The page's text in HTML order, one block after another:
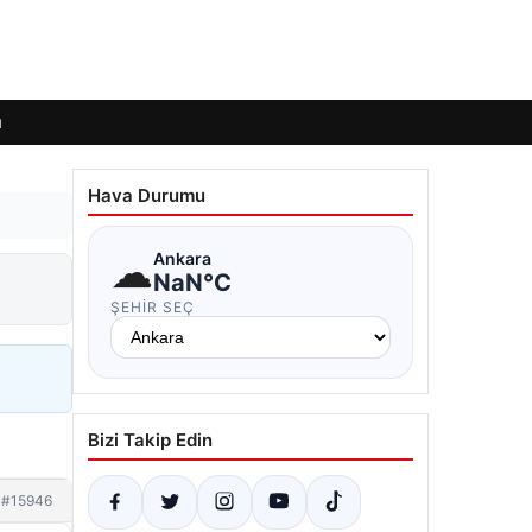
#15946
Hava Durumu
☁Ankara
NaN°C
ŞEHIR SEÇ
Bizi Takip Edin